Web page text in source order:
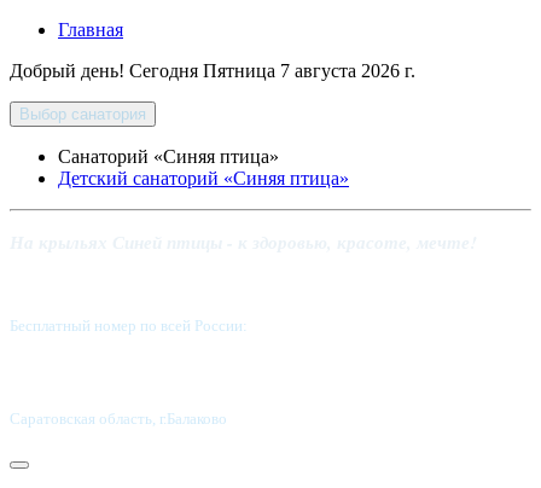
Главная
Добрый день! Сегодня Пятница 7 августа 2026 г.
Выбор санатория
Санаторий «Синяя птица»
Детский санаторий «Синяя птица»
Бесплатный номер по всей России:
Саратовская область, г.Балаково